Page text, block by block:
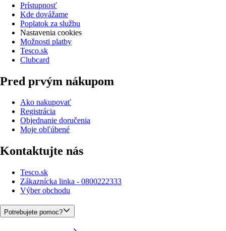
Prístupnosť
Kde dovážame
Poplatok za službu
Nastavenia cookies
Možnosti platby
Tesco.sk
Clubcard
Pred prvým nákupom
Ako nakupovať
Registrácia
Objednanie doručenia
Moje obľúbené
Kontaktujte nás
Tesco.sk
Zákaznícka linka - 0800222333
Výber obchodu
Potrebujete pomoc?